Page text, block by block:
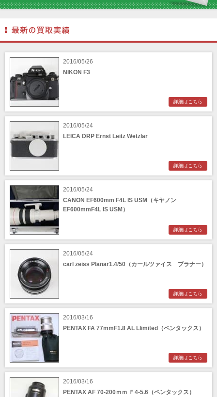
2016/05/26
NIKON F3
詳細はこちら
2016/05/24
LEICA DRP Ernst Leitz Wetzlar
詳細はこちら
2016/05/24
CANON EF600mm F4L IS USM（キヤノン
EF600mmF4L IS USM）
詳細はこちら
2016/05/24
carl zeiss Planar1.4/50（カールツァイス プラナー）
詳細はこちら
2016/03/16
PENTAX FA 77mmF1.8 AL Llimited（ペンタックス）
詳細はこちら
2016/03/16
PENTAX AF 70-200ｍｍ Ｆ4-5.6（ペンタックス）